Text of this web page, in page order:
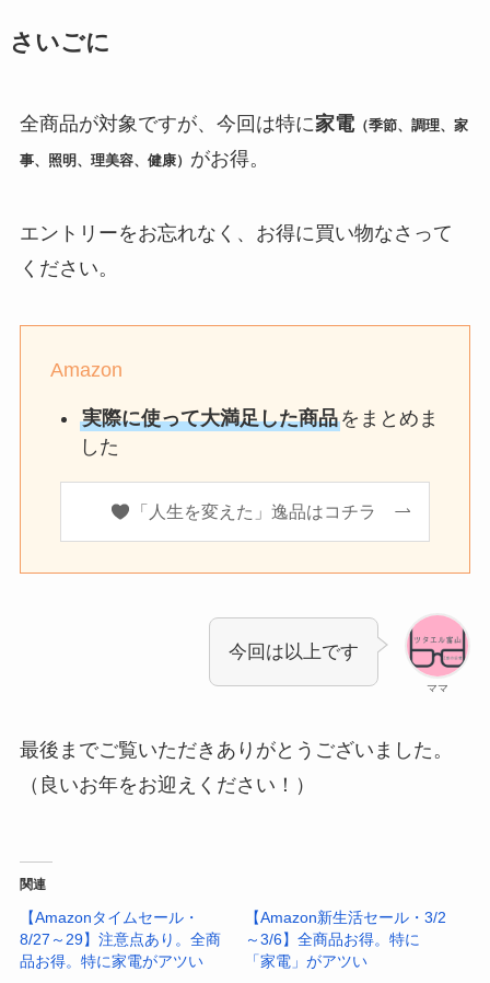
さいごに
全商品が対象ですが、今回は特に家電（季節、調理、家
事、照明、理美容、健康） がお得。
エントリーをお忘れなく、お得に買い物なさって
ください。
Amazon
実際に使って大満足した商品をまとめま
した
「人生を変えた」逸品はコチラ
ママ
今回は以上です
最後までご覧いただきありがとうございました。
（良いお年をお迎えください！）
関連
【Amazonタイムセール・
8/27～29】注意点あり。全商
品お得。特に家電がアツい
【Amazon新生活セール・3/2
～3/6】全商品お得。特に
「家電」がアツい